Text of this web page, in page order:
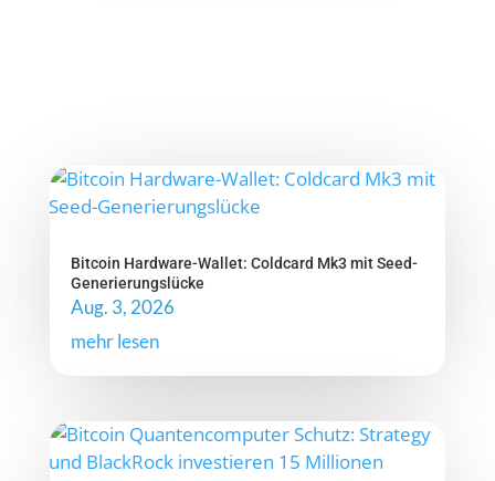
Bitcoin Hardware-Wallet: Coldcard Mk3 mit Seed-
Generierungslücke
Aug. 3, 2026
mehr lesen